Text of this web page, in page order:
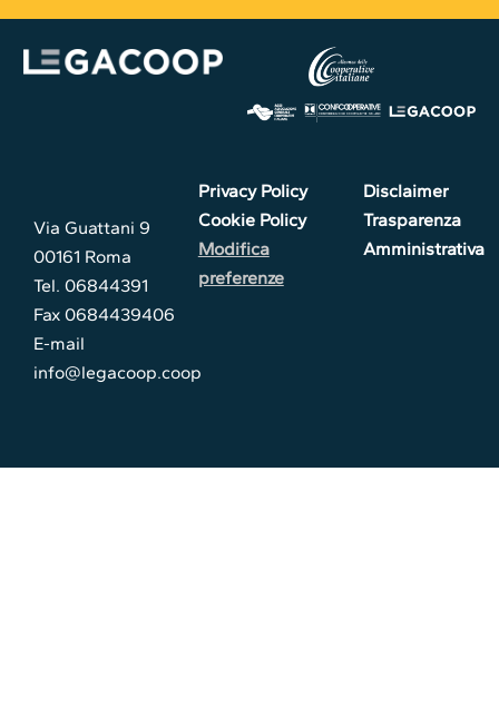
Via Guattani 9
00161 Roma
Tel. 06844391
Fax 0684439406
E-mail
info@legacoop.coop
Privacy Policy
Cookie Policy
Modifica
preferenze
Disclaimer
Trasparenza
Amministrativa